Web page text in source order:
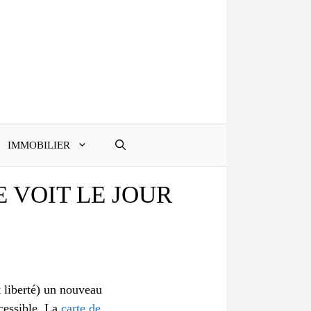
IMMOBILIER
VOIT LE JOUR
liberté) un nouveau
La carte de